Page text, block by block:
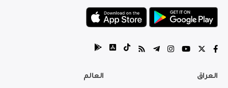
العراق العالم